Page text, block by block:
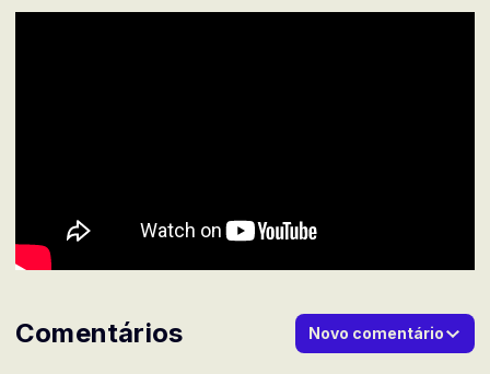
Comentários Novo comentário